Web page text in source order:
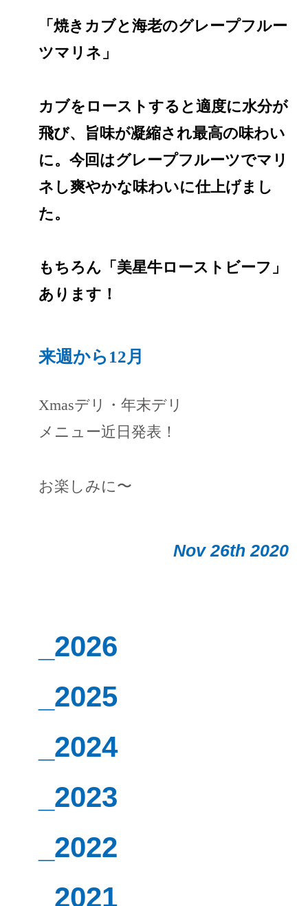
「焼きカブと海老のグレープフルー
ツマリネ」
カブをローストすると適度に水分が
飛び、旨味が凝縮され最高の味わい
に。今回はグレープフルーツでマリ
ネし爽やかな味わいに仕上げまし
た。
もちろん「美星牛ローストビーフ」
あります！
来週から12月
Xmasデリ・年末デリ
メニュー近日発表！
お楽しみに〜
Nov 26th 2020
_2026
_2025
_2024
_2023
_2022
_2021